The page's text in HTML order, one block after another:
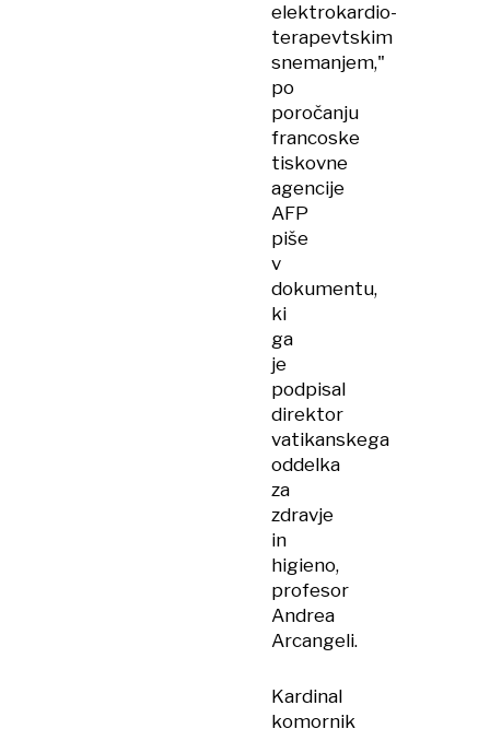
elektrokardio-
terapevtskim
snemanjem,"
po
poročanju
francoske
tiskovne
agencije
AFP
piše
v
dokumentu,
ki
ga
je
podpisal
direktor
vatikanskega
oddelka
za
zdravje
in
higieno,
profesor
Andrea
Arcangeli.
Kardinal
komornik